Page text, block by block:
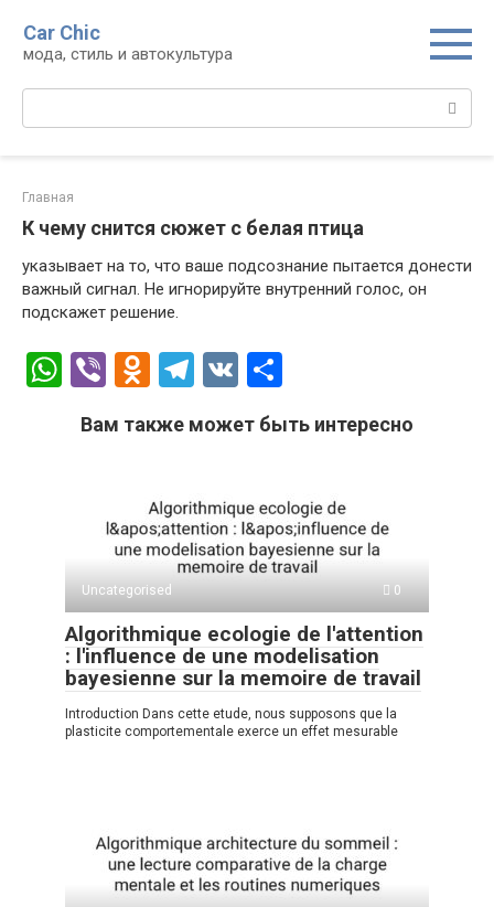
контенту
Car Chic
мода, стиль и автокультура
Поиск:
Главная
К чему снится сюжет с белая птица
указывает на то, что ваше подсознание пытается донести
важный сигнал. Не игнорируйте внутренний голос, он
подскажет решение.
W
at
p
Vi
er
O
n
kl
a
ss
ni
ki
T
e
a
m
V
п
а
в
и
ть
Вам также может быть интересно
Uncategorised 0
Algorithmique ecologie de l'attention
: l'influence de une modelisation
bayesienne sur la memoire de travail
Introduction Dans cette etude, nous supposons que la
plasticite comportementale exerce un effet mesurable